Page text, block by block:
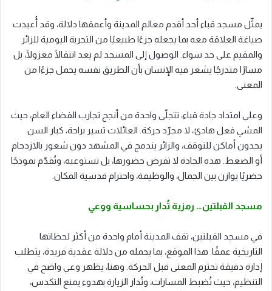
يمثّل مسجد قباء أحد أقدم معالم المدينة وأعمقها دلالة، وقد أُعيدت
صياغة العلاقة معه بما يجعله جزءًا طبيعيًا من التجربة اليومية للزائر
والمقيم على حد سواء. الوصول إلى المسجد لم يعد انتقالًا معزولًا، بل
مسارًا متدرجًا يشعر فيه الإنسان بأن الطريق نفسه يحمل جزءًا من
المعنى.
وعلى امتداد جادة قباء، تتجلّى واحدة من أنجح تجارب الفضاء العام، حيث
المشي فعل هادئ، لا مجرّد حركة. العائلات تسير براحة، كبار السن
يجدون أماكن للتوقف، والزائر يندمج في المشهد دون شعور بالازدحام
أو الضغط. هذه الجادة لا تفرض حضورها، بل تستوعبه، وتُقدّم نموذجًا
حضريًا يوازن بين الجمال، والوظيفة، واحترام قدسية المكان.
مسجد القبلتين… رمزية تُدار بحساسية ووعي
في مسجد القبلتين، تقف المدينة أمام واحدة من أكثر لحظاتها
التاريخية عمقًا. هذا الموقع، بما يحمله من دلالة عقدية فريدة، يتطلب
إدارة دقيقة تحترم المعنى قبل الحركة. وهنا، يظهر وعي واضح في
التنظيم، حيث تُضبط المسارات، وتُدار الزيارة بهدوء يمنع التكدس،